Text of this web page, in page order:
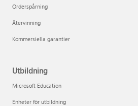
Orderspårning
Återvinning
Kommersiella garantier
Utbildning
Microsoft Education
Enheter för utbildning